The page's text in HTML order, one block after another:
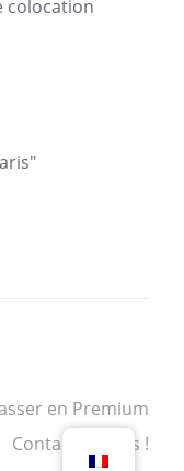
colocation
en Premium
Contactez nous !